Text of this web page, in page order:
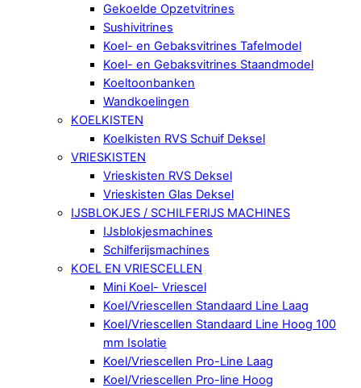
Gekoelde Opzetvitrines
Sushivitrines
Koel- en Gebaksvitrines Tafelmodel
Koel- en Gebaksvitrines Staandmodel
Koeltoonbanken
Wandkoelingen
KOELKISTEN
Koelkisten RVS Schuif Deksel
VRIESKISTEN
Vrieskisten RVS Deksel
Vrieskisten Glas Deksel
IJSBLOKJES / SCHILFERIJS MACHINES
IJsblokjesmachines
Schilferijsmachines
KOEL EN VRIESCELLEN
Mini Koel- Vriescel
Koel/Vriescellen Standaard Line Laag
Koel/Vriescellen Standaard Line Hoog 100
mm Isolatie
Koel/Vriescellen Pro-Line Laag
Koel/Vriescellen Pro-line Hoog